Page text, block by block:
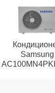
Samsung